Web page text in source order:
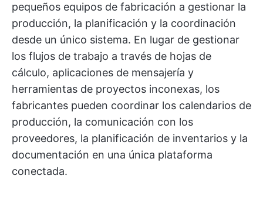
pequeños equipos de fabricación a gestionar la
producción, la planificación y la coordinación
desde un único sistema. En lugar de gestionar
los flujos de trabajo a través de hojas de
cálculo, aplicaciones de mensajería y
herramientas de proyectos inconexas, los
fabricantes pueden coordinar los calendarios de
producción, la comunicación con los
proveedores, la planificación de inventarios y la
documentación en una única plataforma
conectada.